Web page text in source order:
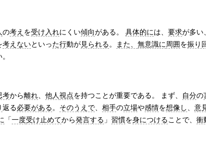
の考え を受け入れにくい傾向がある。 具体的には、 要求が多い、
考えないといった行動が見られる。 また、 無意識に 周囲を振り
考から離れ、 他人視点を持つことが重要である。 まず、 自分の
返る必要がある。 そのうえで、 相手の立場や感情を想像し 意
「一度受け止めてから発言する 」 習慣を身につけることで、 衝